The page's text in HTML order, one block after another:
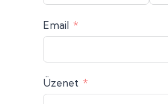
Email
Üzenet